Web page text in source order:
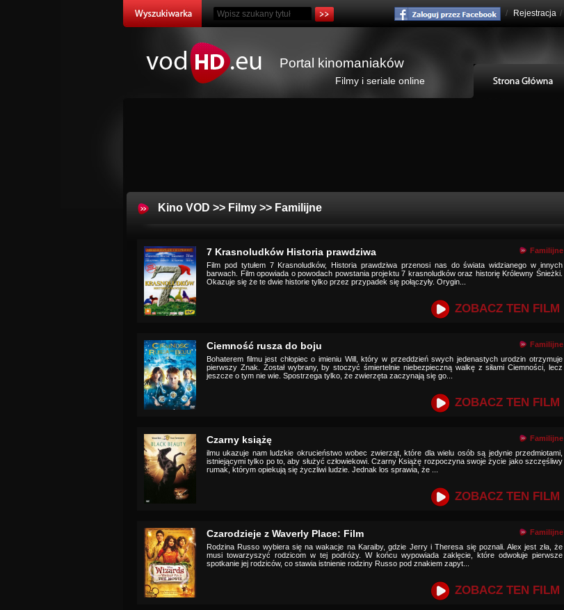
/ Rejestracja /
Portal kinomaniaków
Filmy i seriale online
Kino VOD >> Filmy >> Familijne
7 Krasnoludków Historia prawdziwa
Familijne
Film pod tytułem 7 Krasnoludków, Historia prawdziwa przenosi nas do świata widzianego w innych
barwach. Film opowiada o powodach powstania projektu 7 krasnoludków oraz historię Królewny Śnieżki.
Okazuje się że te dwie historie tylko przez przypadek się połączyły. Orygin...
ZOBACZ TEN FILM
Ciemność rusza do boju
Familijne
Bohaterem filmu jest chłopiec o imieniu Will, który w przeddzień swych jedenastych urodzin otrzymuje
pierwszy Znak. Został wybrany, by stoczyć śmiertelnie niebezpieczną walkę z siłami Ciemności, lecz
jeszcze o tym nie wie. Spostrzega tylko, że zwierzęta zaczynają się go...
ZOBACZ TEN FILM
Czarny książę
Familijne
ilmu ukazuje nam ludzkie okrucieństwo wobec zwierząt, które dla wielu osób są jedynie przedmiotami,
istniejącymi tylko po to, aby służyć człowiekowi. Czarny Książę rozpoczyna swoje życie jako szczęśliwy
rumak, którym opiekują się życzliwi ludzie. Jednak los sprawia, że ...
ZOBACZ TEN FILM
Czarodzieje z Waverly Place: Film
Familijne
Rodzina Russo wybiera się na wakacje na Karaiby, gdzie Jerry i Theresa się poznali. Alex jest zła, że
musi towarzyszyć rodzicom w tej podróży. W końcu wypowiada zaklęcie, które odwołuje pierwsze
spotkanie jej rodziców, co stawia istnienie rodziny Russo pod znakiem zapyt...
ZOBACZ TEN FILM